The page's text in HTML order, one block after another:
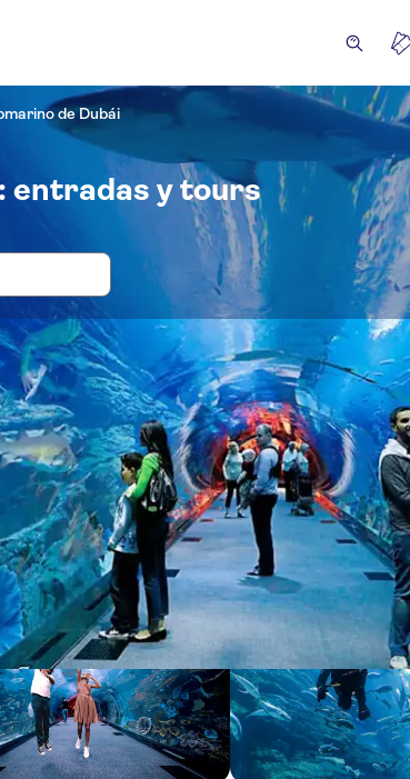
de Dubái
entradas y tours
y visitas guiadas para
y visitas guiadas Entradas y eventos